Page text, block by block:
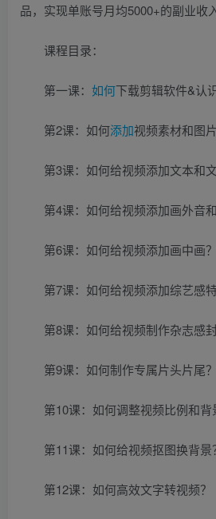
品，实现单账号月均5000+的副业收入
课程目录：
第一课： 如何下载剪辑软件&认
第2课：如何添加视频素材和图片
第3课：如何给视频添加文本和文
第4课：如何给视频添加画外音
第6课：如何给视频添加画中画？
第7课：如何给视频添加综艺感特
第8课：如何给视频制作杂志感封
第9课：如何制作专属片头片尾？
第10课：如何调整视频比例和背
第11课：如何给视频抠图换背景
第12课：如何高效文字转视频？